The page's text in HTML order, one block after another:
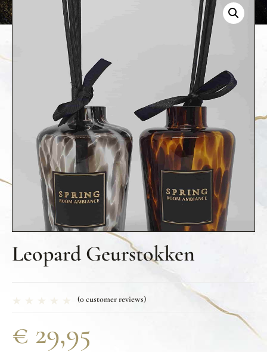
Leopard Geurstokken
(0customer reviews)
€ 29,95